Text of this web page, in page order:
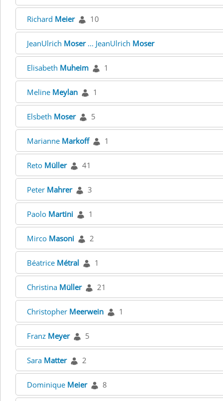
Richard Meier 10
JeanUlrich Moser... JeanUlrich Moser
Elisabeth Muheim 1
Meline Meylan 1
Elsbeth Moser 5
Marianne Markoff 1
Reto Müller 41
Peter Mahrer 3
Paolo Martini 1
Mirco Masoni 2
Béatrice Métral 1
Christina Müller 21
Christopher Meerwein 1
Franz Meyer 5
Sara Matter 2
Dominique Meier 8